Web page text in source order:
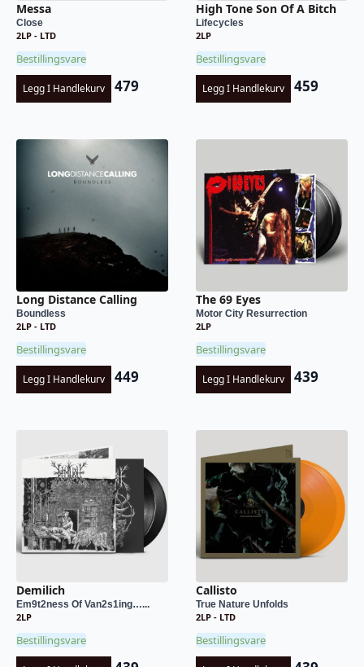
Messa
Close
2LP - LTD
Bestillingsvare
Legg I Handlekurv 479
High Tone Son Of A Bitch
Lifecycles
2LP
Bestillingsvare
Legg I Handlekurv 459
Long Distance Calling
Boundless
2LP - LTD
Bestillingsvare
Legg I Handlekurv 449
The 69 Eyes
Motor City Resurrection
2LP
Bestillingsvare
Legg I Handlekurv 439
Demilich
Em9t2ness Of Van2s1ing…...
2LP
Bestillingsvare
Callisto
True Nature Unfolds
2LP - LTD
Bestillingsvare